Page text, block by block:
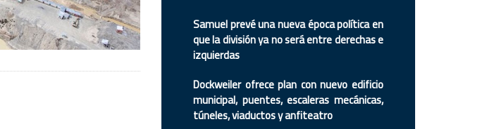
Samuel prevé una nueva época política en
que la división ya no será entre derechas e
izquierdas
Dockweiler ofrece plan con nuevo edificio
municipal, puentes, escaleras mecánicas,
túneles, viaductos y anfiteatro